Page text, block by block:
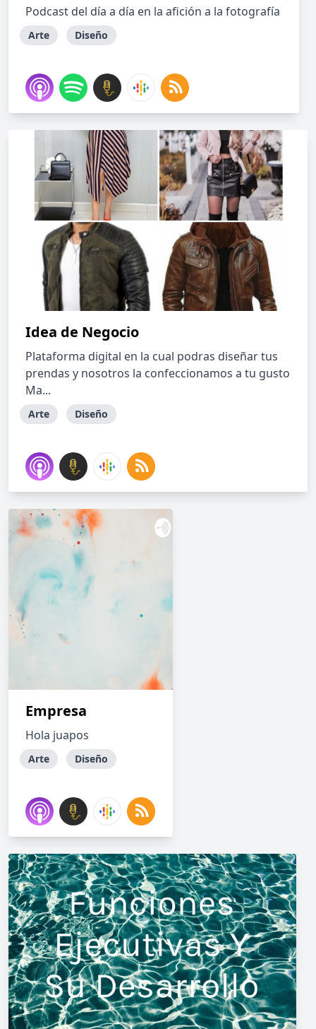
Podcast del día a día en la afición a la fotografía
Arte Diseño
Idea de Negocio
Plataforma digital en la cual podras diseñar tus
prendas y nosotros la confeccionamos a tu gusto
Ma...
Arte Diseño
Empresa
Hola juapos
Arte Diseño